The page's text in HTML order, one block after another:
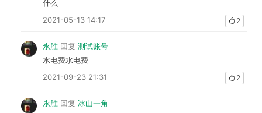
什么
2021-05-13 14:17
2
永胜 回复 测试账号
水电费水电费
2021-09-23 21:31
2
永胜 回复 冰山一角